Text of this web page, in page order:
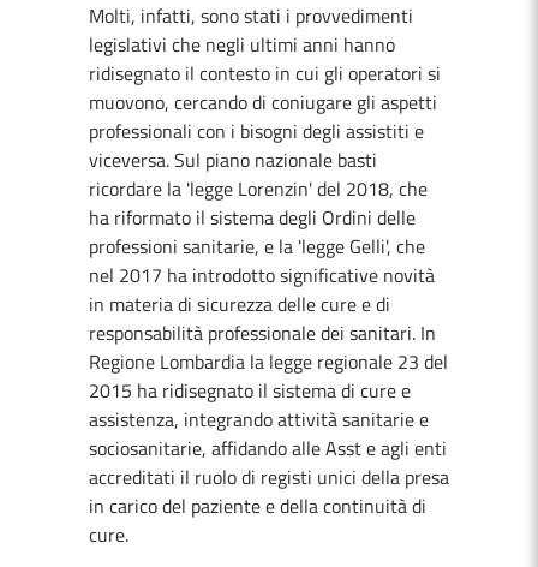
Molti, infatti, sono stati i provvedimenti
legislativi che negli ultimi anni hanno
ridisegnato il contesto in cui gli operatori si
muovono, cercando di coniugare gli aspetti
professionali con i bisogni degli assistiti e
viceversa. Sul piano nazionale basti
ricordare la 'legge Lorenzin' del 2018, che
ha riformato il sistema degli Ordini delle
professioni sanitarie, e la 'legge Gelli', che
nel 2017 ha introdotto significative novità
in materia di sicurezza delle cure e di
responsabilità professionale dei sanitari. In
Regione Lombardia la legge regionale 23 del
2015 ha ridisegnato il sistema di cure e
assistenza, integrando attività sanitarie e
sociosanitarie, affidando alle Asst e agli enti
accreditati il ruolo di registi unici della presa
in carico del paziente e della continuità di
cure.